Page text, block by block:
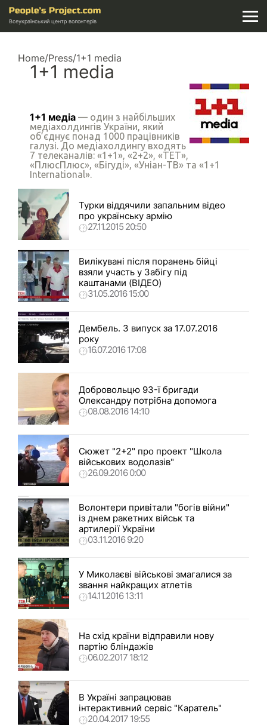
Всеукраїнський центр волонтерів
Home/Press/1+1 media
1+1 media
1+1 медіа — один з найбільших
медіахолдингів України, який
об’єднує понад 1000 працівників
галузі. До медіахолдингу входять
7 телеканалів: «1+1», «2+2», «ТЕТ»,
«ПлюсПлюс», «Бігуді», «Уніан-ТВ» та «1+1
International».
Турки віддячили запальним відео
про українську армію
27.11.2015 20:50
Вилікувані після поранень бійці
взяли участь у Забігу під
каштанами (ВІДЕО)
31.05.2016 15:00
Дембель. 3 випуск за 17.07.2016
року
16.07.2016 17:08
Добровольцю 93-ї бригади
Олександру потрібна допомога
08.08.2016 14:10
Сюжет "2+2" про проект "Школа
військових водолазів"
26.09.2016 0:00
Волонтери привітали "богів війни"
із днем ракетних військ та
артилерії України
03.11.2016 9:20
У Миколаєві військові змагалися за
звання найкращих атлетів
14.11.2016 13:11
На схід країни відправили нову
партію бліндажів
06.02.2017 18:12
В Україні запрацював
інтерактивний сервіс "Каратель"
20.04.2017 19:55